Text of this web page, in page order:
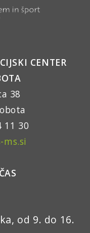
CENTER
38
11 30
ms.si
od 9. do 16.